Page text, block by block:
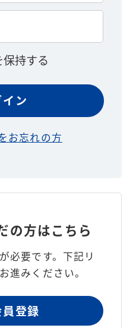
持する
お忘れの方
の方はこちら
必要です。 下記リ
進みください。
登録